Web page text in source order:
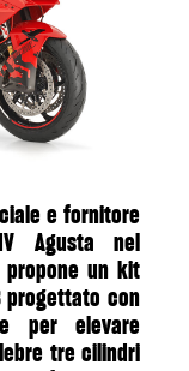
e fornitore
Agusta nel
propone un kit
progettato con
per elevare
tre cilindri